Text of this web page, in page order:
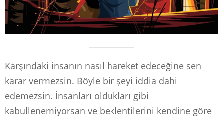
Karşındaki insanın nasıl hareket edeceğine sen
karar vermezsin. Böyle bir şeyi iddia dahi
edemezsin. İnsanları oldukları gibi
kabullenemiyorsan ve beklentilerini kendine göre